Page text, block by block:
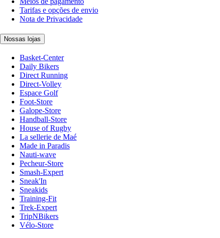
Tarifas e opções de envio
Nota de Privacidade
Nossas lojas
Basket-Center
Daily Bikers
Direct Running
Direct-Volley
Espace Golf
Foot-Store
Galope-Store
Handball-Store
House of Rugby
La sellerie de Maé
Made in Paradis
Nauti-wave
Pecheur-Store
Smash-Expert
Sneak'In
Sneakids
Training-Fit
Trek-Expert
TripNBikers
Vélo-Store